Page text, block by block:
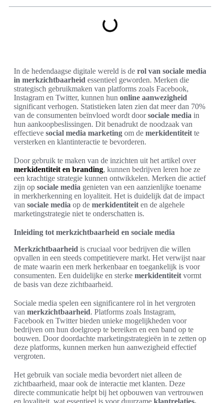
In de hedendaagse digitale wereld is de rol van sociale media
in merkzichtbaarheid essentieel geworden. Merken die
strategisch gebruikmaken van platforms zoals Facebook,
Instagram en Twitter, kunnen hun online aanwezigheid
significant verhogen. Statistieken laten zien dat meer dan 70%
van de consumenten beïnvloed wordt doorsociale media in
hun aankoopbeslissingen. Dit benadrukt de noodzaak van
effectieve social media marketing om de merkidentiteit te
versterken en klantinteractie te bevorderen.
Door gebruik te maken van de inzichten uit het artikel over
merkidentiteit en branding, kunnen bedrijven leren hoe ze
een krachtige strategie kunnen ontwikkelen. Merken die actief
zijn op sociale media genieten van een aanzienlijke toename
in merkherkenning en loyaliteit. Het is duidelijk dat de impact
van sociale media op de merkidentiteit en de algehele
marketingstrategie niet te onderschatten is.
Inleiding tot merkzichtbaarheid en sociale media
Merkzichtbaarheid is cruciaal voor bedrijven die willen
opvallen in een steeds competitievere markt. Het verwijst naar
de mate waarin een merk herkenbaar en toegankelijk is voor
consumenten. Een duidelijke en sterke merkidentiteit vormt
de basis van deze zichtbaarheid.
Sociale media spelen een significantere rol in het vergroten
van merkzichtbaarheid. Platforms zoals Instagram,
Facebook en Twitter bieden unieke mogelijkheden voor
bedrijven om hun doelgroep te bereiken en een band op te
bouwen. Door doordachte marketingstrategieën in te zetten op
deze platforms, kunnen merken hun aanwezigheid effectief
vergroten.
Het gebruik van sociale media bevordert niet alleen de
zichtbaarheid, maar ook de interactie met klanten. Deze
directe communicatie helpt bij het opbouwen van vertrouwen